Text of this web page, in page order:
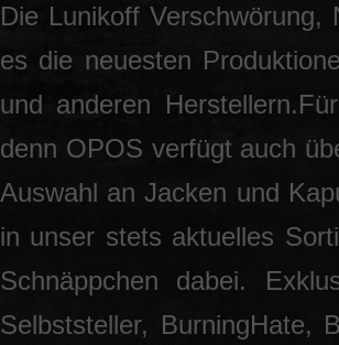
Die Lunikoff
es die neuesten
und anderen
denn OPOS verfügt auch
Auswahl an Jacken und
in unser stets aktuelles
Schnäppchen dabei.
Selbststeller, BurningHate,